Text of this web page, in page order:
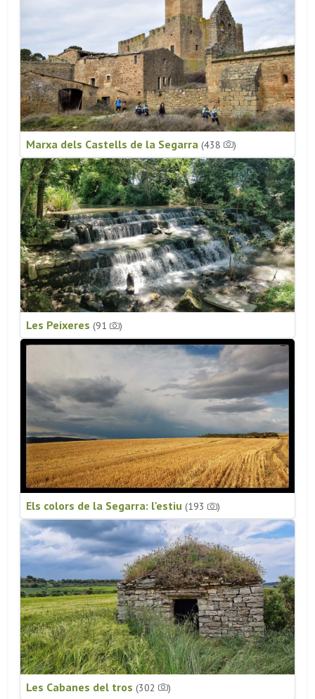
Marxa dels Castells de la Segarra (438 )
Les Peixeres (91 )
Els colors de la Segarra: l'estiu (193 )
Les Cabanes del tros (302 )